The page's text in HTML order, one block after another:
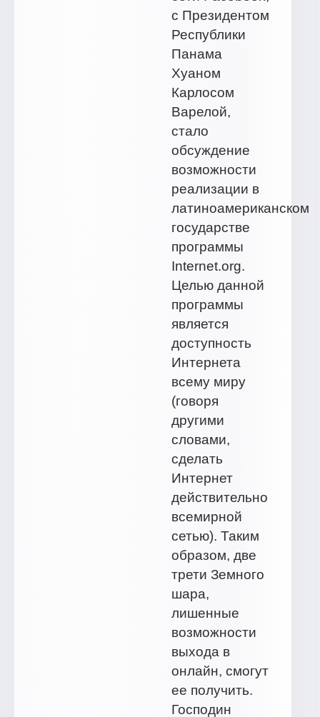
с Президентом
Республики
Панама
Хуаном
Карлосом
Варелой,
стало
обсуждение
возможности
реализации в
латиноамериканском
государстве
программы
Internet.org.
Целью данной
программы
является
доступность
Интернета
всему миру
(говоря
другими
словами,
сделать
Интернет
действительно
всемирной
сетью). Таким
образом, две
трети Земного
шара,
лишенные
возможности
выхода в
онлайн, смогут
ее получить.
Господин